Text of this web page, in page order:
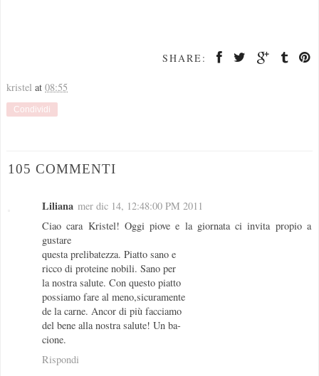
SHARE:
kristel at 08:55
Condividi
105 COMMENTI
Liliana mer dic 14, 12:48:00 PM 2011
Ciao cara Kristel! Oggi piove e la giornata ci invita propio a
gustare
questa prelibatezza. Piatto sano e
ricco di proteine nobili. Sano per
la nostra salute. Con questo piatto
possiamo fare al meno,sicuramente
de la carne. Ancor di più facciamo
del bene alla nostra salute! Un ba-
cione.
Rispondi